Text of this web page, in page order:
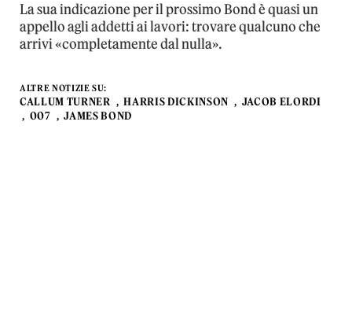
La sua indicazione per il prossimo Bond è quasi un
appello agli addetti ai lavori: trovare qualcuno che
arrivi «completamente dal nulla».
ALTRE NOTIZIE SU:
CALLUM TURNER HARRIS DICKINSON
JACOB ELORDI
007
JAMES BOND